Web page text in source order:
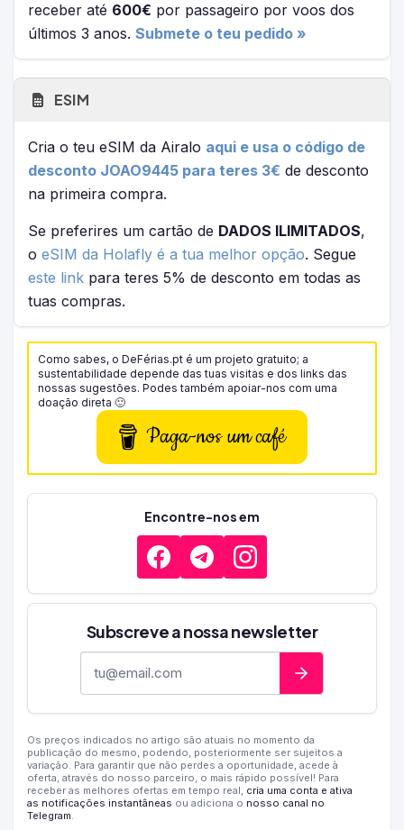
receber até 600€ por passageiro por voos dos
últimos 3 anos. Submete o teu pedido »
ESIM
Cria o teu eSIM da Airalo aqui e usa o código de
desconto JOAO9445 para teres 3€ de desconto
na primeira compra.
Se preferires um cartão de DADOS ILIMITADOS,
o eSIM da Holafly é a tua melhor opção. Segue
este link para teres 5% de desconto em todas as
tuas compras.
Como sabes, o DeFérias.pt é um projeto gratuito; a
sustentabilidade depende das tuas visitas e dos links das
nossas sugestões. Podes também apoiar-nos com uma
doação direta 🙂
Paga-nos um café
Encontre-nos em
Subscreve a nossa newsletter
Os preços indicados no artigo são atuais no momento da
publicação do mesmo, podendo, posteriormente ser sujeitos a
variação. Para garantir que não perdes a oportunidade, acede à
oferta, através do nosso parceiro, o mais rápido possível! Para
receber as melhores ofertas em tempo real, cria uma conta e ativa
as notificações instantâneas ou adiciona o nosso canal no
Telegram.